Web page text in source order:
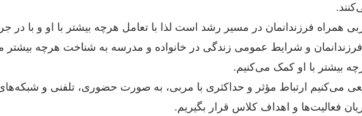
همراه فرزندانمان در مسیر رشد است لذا با تعامل هرچه بیشتر با او و با در
و شرایط عمومی زندگی در خانواده و مدرسه به شناخت هرچه بیشتر
بیشتر با او کمک می‌کنیم.
می‌کنیم ارتباط مؤثر و حداکثری با مربی، به صورت حضوری، تلفنی و
فعالیت‌ها و اهداف کلاس قرار بگیریم.